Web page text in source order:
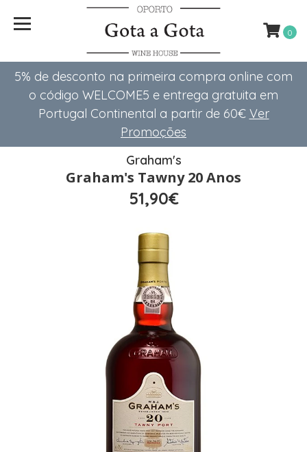
5% de desconto na primeira compra online com
o código WELCOME5 e entrega gratuita em
Portugal Continental a partir de 60€ Ver
Promoções
0
Graham's
Graham's Tawny 20 Anos
51,90€